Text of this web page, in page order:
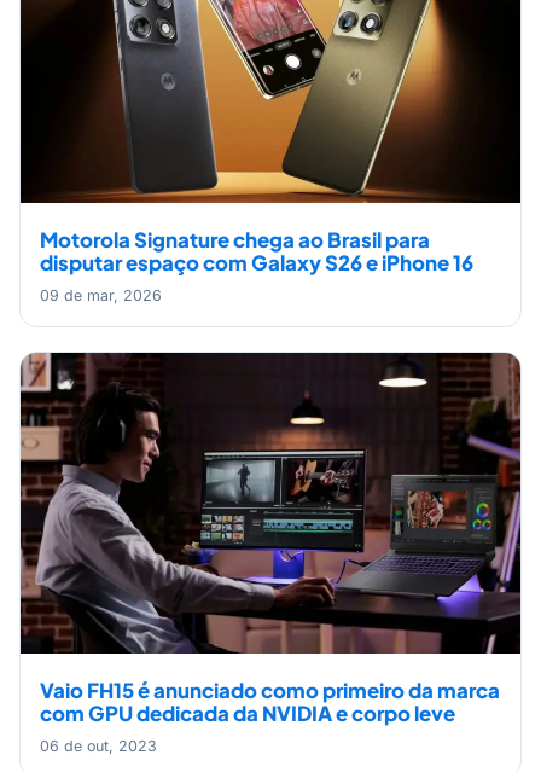
Motorola Signature chega ao Brasil para
disputar espaço com Galaxy S26 e iPhone 16
09 de mar, 2026
Vaio FH15 é anunciado como primeiro da marca
com GPU dedicada da NVIDIA e corpo leve
06 de out, 2023